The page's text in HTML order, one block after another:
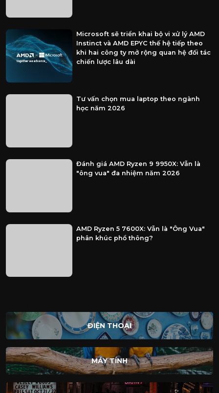
Microsoft sẽ triển khai bộ vi xử lý AMD
Instinct và AMD EPYC thế hệ tiếp theo
khi hai công ty mở rộng quan hệ đối tác
chiến lược lâu dài
Tư vấn chọn mua laptop theo ngành
học năm 2026
Đánh giá AMD Ryzen 9 9950X: Vẫn là
"ông vua" đa nhiệm năm 2026
AMD Ryzen 5 7600X: Vẫn là "Ông Vua"
phân khúc phổ thông?
ĐIỆN THOẠI
MÁY TÍNH